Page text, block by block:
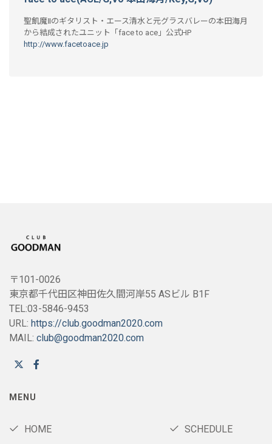
聖飢魔Ⅱのギタリスト・エース清水と元グラスバレーの本田海月
から結成されたユニット「face to ace」公式HP
http://www.facetoace.jp
〒101-0026
東京都千代田区神田佐久間河岸55 ASビル B1F
TEL:03-5846-9453
URL: https://club.goodman2020.com
MAIL: club@goodman2020.com
MENU
HOME SCHEDULE